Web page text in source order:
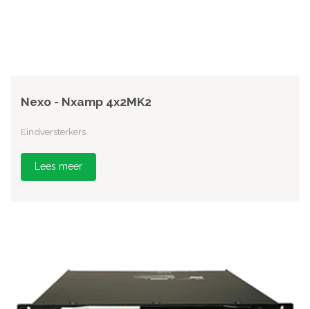
Nexo - Nxamp 4x2MK2
Eindversterkers
Lees meer